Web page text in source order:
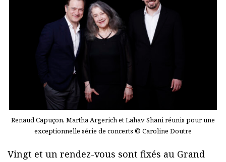
Renaud Capuçon, Martha Argerich et Lahav Shani réunis pour une
exceptionnelle série de concerts © Caroline Doutre
Vingt et un rendez-vous sont fixés au Grand